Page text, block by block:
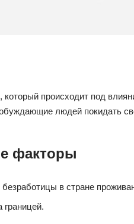
происходит под
людей покидать
факторы
в стране
границей.